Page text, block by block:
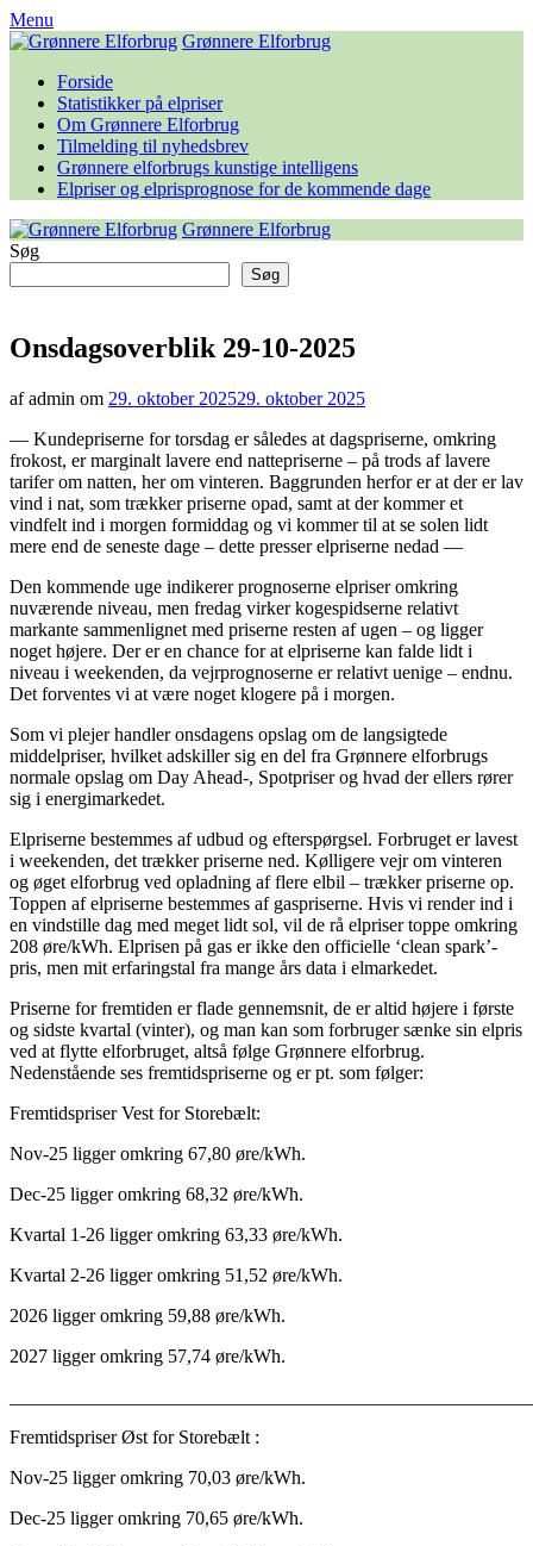
Skip
to
Menu
Grønnere Elforbrug
Forside
Statistikker på elpriser
Om Grønnere Elforbrug
Tilmelding til nyhedsbrev
Grønnere elforbrugs kunstige intelligens
Elpriser og elprisprognose for de kommende dage
Grønnere Elforbrug
Søg
Søg
Onsdagsoverblik 29-10-2025
af admin om 29. oktober 202529. oktober 2025
— Kundepriserne for torsdag er således at dagspriserne, omkring
frokost, er marginalt lavere end nattepriserne – på trods af lavere
tarifer om natten, her om vinteren. Baggrunden herfor er at der er lav
vind i nat, som trækker priserne opad, samt at der kommer et
vindfelt ind i morgen formiddag og vi kommer til at se solen lidt
mere end de seneste dage – dette presser elpriserne nedad —
Den kommende uge indikerer prognoserne elpriser omkring
nuværende niveau, men fredag virker kogespidserne relativt
markante sammenlignet med priserne resten af ugen – og ligger
noget højere. Der er en chance for at elpriserne kan falde lidt i
niveau i weekenden, da vejrprognoserne er relativt uenige – endnu.
Det forventes vi at være noget klogere på i morgen.
Som vi plejer handler onsdagens opslag om de langsigtede
middelpriser, hvilket adskiller sig en del fra Grønnere elforbrugs
normale opslag om Day Ahead-, Spotpriser og hvad der ellers rører
sig i energimarkedet.
Elpriserne bestemmes af udbud og efterspørgsel. Forbruget er lavest
i weekenden, det trækker priserne ned. Kølligere vejr om vinteren
og øget elforbrug ved opladning af flere elbil – trækker priserne op.
Toppen af elpriserne bestemmes af gaspriserne. Hvis vi render ind i
en vindstille dag med meget lidt sol, vil de rå elpriser toppe omkring
208 øre/kWh. Elprisen på gas er ikke den officielle ‘clean spark’-
pris, men mit erfaringstal fra mange års data i elmarkedet.
Priserne for fremtiden er flade gennemsnit, de er altid højere i første
og sidste kvartal (vinter), og man kan som forbruger sænke sin elpris
ved at flytte elforbruget, altså følge Grønnere elforbrug.
Nedenstående ses fremtidspriserne og er pt. som følger:
Fremtidspriser Vest for Storebælt:
Nov-25 ligger omkring 67,80 øre/kWh.
Dec-25 ligger omkring 68,32 øre/kWh.
Kvartal 1-26 ligger omkring 63,33 øre/kWh.
Kvartal 2-26 ligger omkring 51,52 øre/kWh.
2026 ligger omkring 59,88 øre/kWh.
2027 ligger omkring 57,74 øre/kWh.
Fremtidspriser Øst for Storebælt :
Nov-25 ligger omkring 70,03 øre/kWh.
Dec-25 ligger omkring 70,65 øre/kWh.